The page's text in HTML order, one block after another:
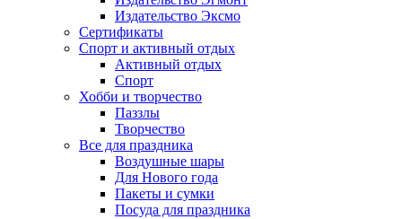
Издательство Эксмо
Сертификаты
Спорт и активный отдых
Активный отдых
Спорт
Хобби и творчество
Паззлы
Творчество
Все для праздника
Воздушные шары
Для Нового года
Пакеты и сумки
Посуда для праздника